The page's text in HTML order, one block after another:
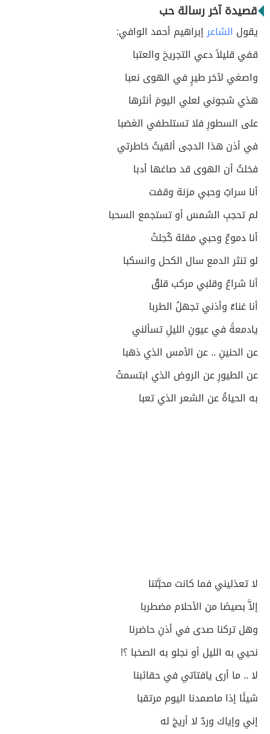
قصيدة آخر رسالة حب
يقول الشاعرإبراهيم أحمد الوافي:
قفي قليلاً دعي التجريحَ والعتبا
واصغي لآخر طيرٍ في الهوى نعبا
هذي شجوني لعلي اليومَ أنثرها
على السطورِ فلا تستلطفي الغضبا
في أذن هذا الدجى ألقيتُ خاطرتي
فخلتُ أن الهوى قد صاغها أدبا
أنا سرابٌ وحبي مزنة وقفت
لم تحجبِ الشمسَ أو تستجمع السحبا
أنا دموعٌ وحبي مقلة كُحِلتْ
لو تنثر الدمع سال الكحل وانسكبا
أنا شراعٌ وقلبي مركب قلقٌ
أنا غناءٌ وأذني تجهلُ الطربا
يادمعةً في عيونِ الليلِ تسألني
عن الحنينِ .. عن الأمس الذي ذهبا
عن الطيورِ عن الروض الذي ابتسمتْ
به الحياةُ عن الشعر الذي تعبا
لا تعذليني فما كانت محبَّتنا
إلاَّ بصيصًا من الأحلام مضطربا
وهل تركنا صدى في أذنِ حاضرنا
نحيي به الليل أو نجلو به الصخبا ؟!
لا .. ما أرى يافتاتي في حقائبنا
شيئًا إذا ماصمدنا اليوم مرتقبا
إني وإياك وردٌ لا أريجَ له